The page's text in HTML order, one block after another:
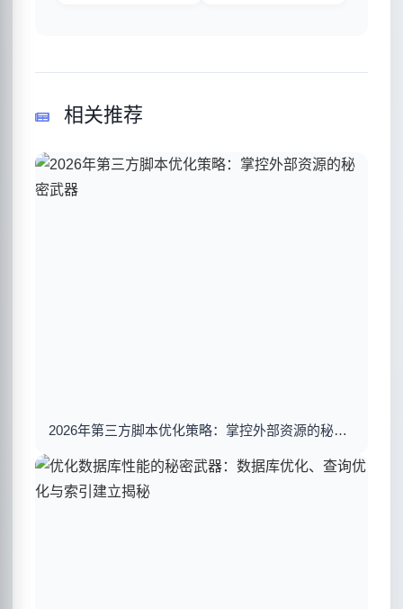
相关推荐
2026年第三方脚本优化策略：掌控外部资源的秘密武器